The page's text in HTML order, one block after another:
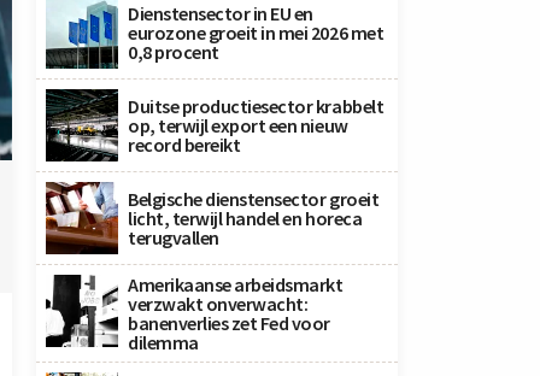
Dienstensector in EU en
eurozone groeit in mei 2026 met
0,8 procent
Duitse productiesector krabbelt
op, terwijl export een nieuw
record bereikt
Belgische dienstensector groeit
licht, terwijl handel en horeca
terugvallen
Amerikaanse arbeidsmarkt
verzwakt onverwacht:
banenverlies zet Fed voor
dilemma